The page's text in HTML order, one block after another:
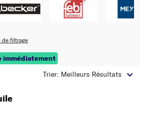
de filtrage
immédiatement
Trier: Meilleurs Résultats